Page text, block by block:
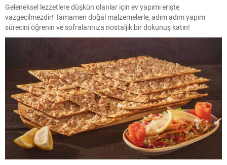
Geleneksel lezzetlere düşkün olanlar için ev yapımı erişte
vazgeçilmezdir! Tamamen doğal malzemelerle, adım adım yapım
sürecini öğrenin ve sofralarınıza nostaljik bir dokunuş katın!